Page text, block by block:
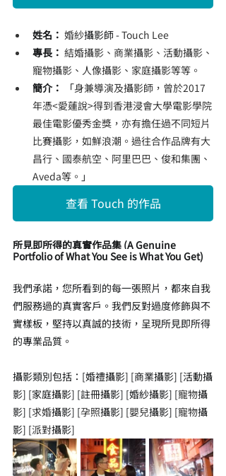
姓名： 婚紗攝影師 - Touch Lee
專長： 結婚攝影、商業攝影、活動攝影、
寵物攝影、人像攝影、家庭攝影等等。
簡介：
「身兼導演及攝影師，曾於2017
年憑<愛蓮說>得到香港浸會大學電影學院
最佳電影優秀金獎，亦有擔任過不同短片
比賽攝影，如鮮浪潮。過往合作品牌有大
昌行、國泰航空、阿里巴巴、俊和集團、
Aveda等。 」
查看 Touch 的作品
所見即所得的真實作品集 (A Genuine
Portfolio of What You See is What You Get)
我們承諾，您所看到的每一張照片，都來自我
們服務過的真實客戶。我們反對過度修飾與不
實樣板，堅持以真誠的技術，呈現所見即所得
的專業品質。
攝影類別包括：[婚禮攝影] [商業攝影] [活動攝
影] [家庭攝影] [註冊攝影] [婚紗攝影] [寵物攝
影] [求婚攝影] [孕照攝影] [嬰兒攝影] [寵物攝
影] [派對攝影]